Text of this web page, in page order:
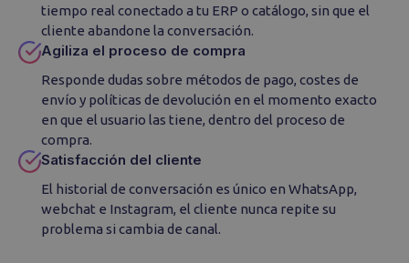
tiempo real conectado a tu ERP o catálogo, sin que el
cliente abandone la conversación.
Agiliza el proceso de compra
Responde dudas sobre métodos de pago, costes de
envío y políticas de devolución en el momento exacto
en que el usuario las tiene, dentro del proceso de
compra.
Satisfacción del cliente
El historial de conversación es único en WhatsApp,
webchat e Instagram, el cliente nunca repite su
problema si cambia de canal.